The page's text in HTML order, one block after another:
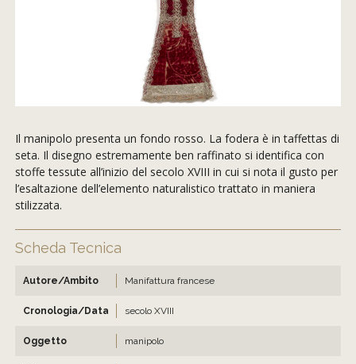
Il manipolo presenta un fondo rosso. La fodera è in taffettas di
seta. Il disegno estremamente ben raffinato si identifica con
stoffe tessute all’inizio del secolo XVIII in cui si nota il gusto per
l’esaltazione dell’elemento naturalistico trattato in maniera
stilizzata.
Scheda Tecnica
Autore/Ambito Manifattura francese
Cronologia/Data secolo XVIII
Oggetto manipolo